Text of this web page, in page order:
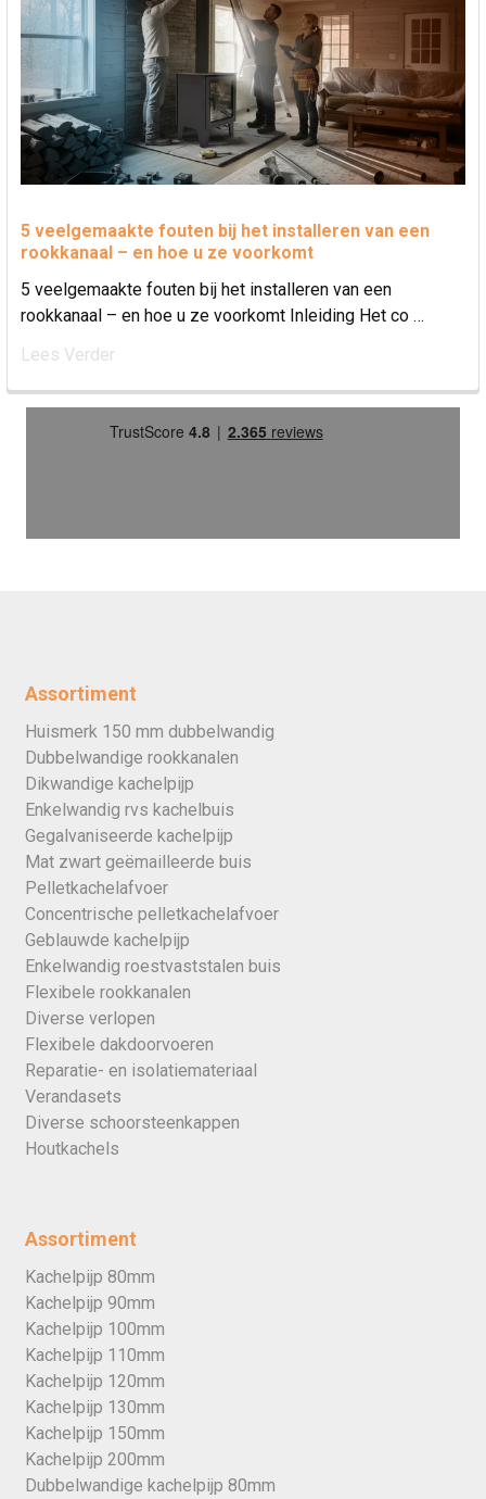
5 veelgemaakte fouten bij het installeren van een
rookkanaal – en hoe u ze voorkomt
5 veelgemaakte fouten bij het installeren van een
rookkanaal – en hoe u ze voorkomt Inleiding Het co …
Lees Verder
Assortiment
Huismerk 150 mm dubbelwandig
Dubbelwandige rookkanalen
Dikwandige kachelpijp
Enkelwandig rvs kachelbuis
Gegalvaniseerde kachelpijp
Mat zwart geëmailleerde buis
Pelletkachelafvoer
Concentrische pelletkachelafvoer
Geblauwde kachelpijp
Enkelwandig roestvaststalen buis
Flexibele rookkanalen
Diverse verlopen
Flexibele dakdoorvoeren
Reparatie- en isolatiemateriaal
Verandasets
Diverse schoorsteenkappen
Houtkachels
Assortiment
Kachelpijp 80mm
Kachelpijp 90mm
Kachelpijp 100mm
Kachelpijp 110mm
Kachelpijp 120mm
Kachelpijp 130mm
Kachelpijp 150mm
Kachelpijp 200mm
Dubbelwandige kachelpijp 80mm